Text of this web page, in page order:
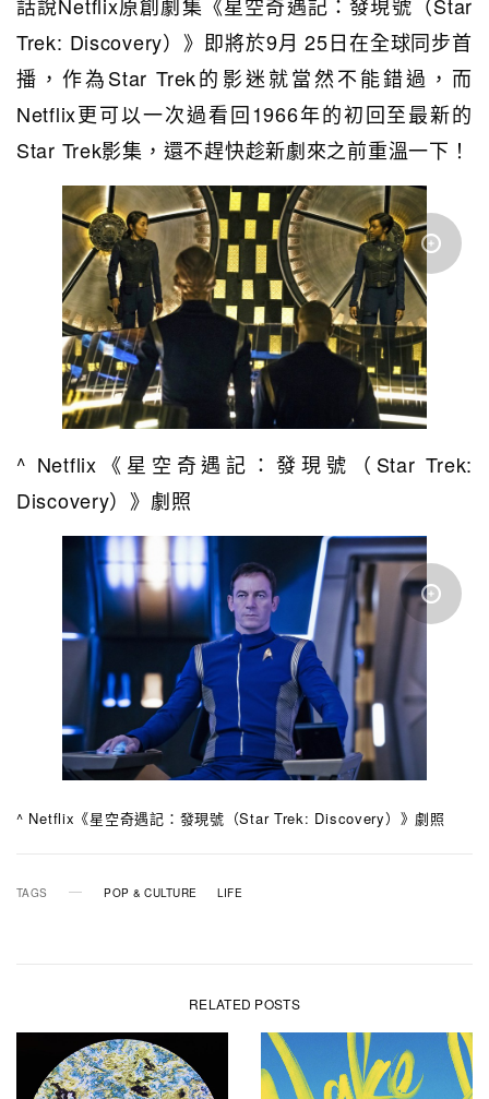
Trek: Discovery）》即將於9月 25日在全球同步首
播，作為Star Trek的影迷就當然不能錯過，而
Netflix更可以一次過看回1966年的初回至最新的
Star Trek影集，還不趕快趁新劇來之前重溫一下！
^ Netflix《星空奇遇記：發現號（Star Trek:
Discovery）》劇照
^ Netflix《星空奇遇記：發現號（Star Trek: Discovery）》劇照
TAGS POP & CULTURE LIFE
RELATED POSTS